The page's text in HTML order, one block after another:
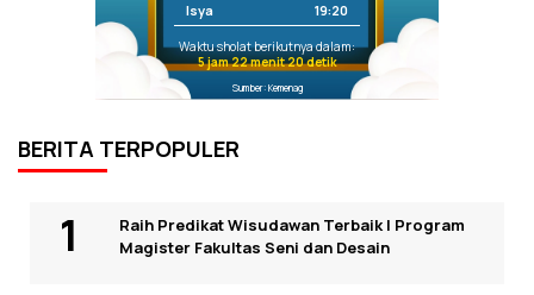
Isya 19:20
Waktu sholat berikutnya dalam:
5 jam 22 menit 20 detik
Sumber: Kemenag
BERITA TERPOPULER
Raih Predikat Wisudawan Terbaik I Program
Magister Fakultas Seni dan Desain